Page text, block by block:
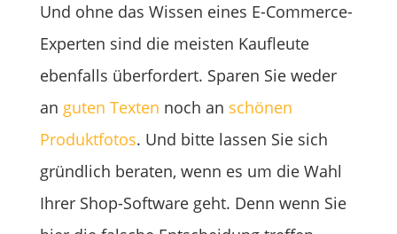
Und ohne das Wissen eines E-Commerce-
Experten sind die meisten Kaufleute
ebenfalls überfordert. Sparen Sie weder
an guten Texten noch an schönen
Produktfotos. Und bitte lassen Sie sich
gründlich beraten, wenn es um die Wahl
Ihrer Shop-Software geht. Denn wenn Sie